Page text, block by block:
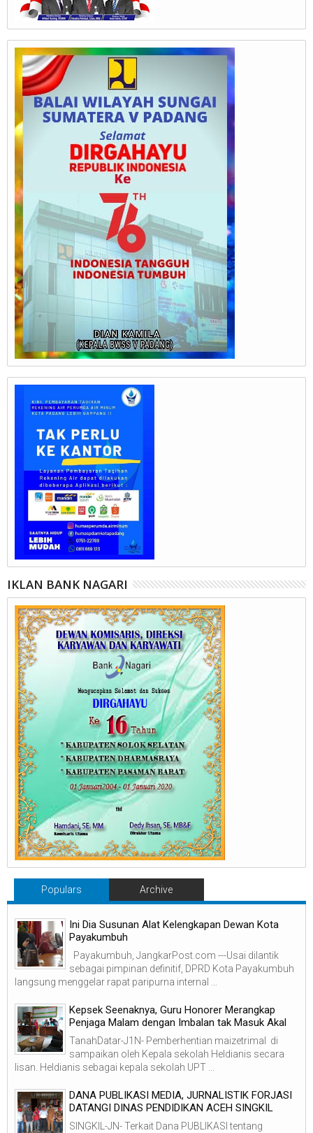
IKLAN BANK NAGARI
Populars Archive
Ini Dia Susunan Alat Kelengkapan Dewan Kota
Payakumbuh
Payakumbuh, JangkarPost.com ---Usai dilantik
sebagai pimpinan definitif, DPRD Kota Payakumbuh
langsung menggelar rapat paripurna internal ...
Kepsek Seenaknya, Guru Honorer Merangkap
Penjaga Malam dengan Imbalan tak Masuk Akal
TanahDatar-J1N- Pemberhentian maizetrimal di
sampaikan oleh Kepala sekolah Heldianis secara
lisan. Heldianis sebagai kepala sekolah UPT ...
DANA PUBLIKASI MEDIA, JURNALISTIK FORJASI
DATANGI DINAS PENDIDIKAN ACEH SINGKIL
SINGKIL-JN- Terkait Dana PUBLIKASI tentang